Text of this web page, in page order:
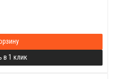
в 1 клик